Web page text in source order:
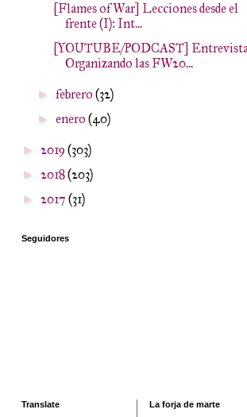
[Flames of War] Lecciones desde el
frente (I): Int...
[YOUTUBE/PODCAST]
Organizando las FW20...
►febrero(32)
►enero(40)
► 2019 (303)
► 2018(203)
► 2017 (31)
Seguidores
Translate La forja de marte